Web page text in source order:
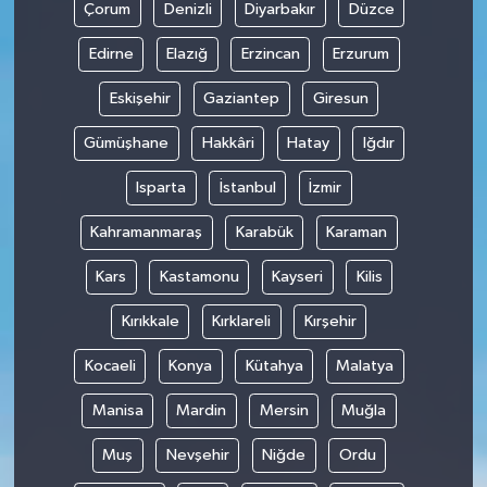
Çorum Denizli Diyarbakır Düzce
Edirne Elazığ Erzincan Erzurum
Eskişehir Gaziantep Giresun
Gümüşhane Hakkâri Hatay Iğdır
Isparta İstanbul İzmir
Kahramanmaraş Karabük Karaman
Kars Kastamonu Kayseri Kilis
Kırıkkale Kırklareli Kırşehir
Kocaeli Konya Kütahya Malatya
Manisa Mardin Mersin Muğla
Muş Nevşehir Niğde Ordu